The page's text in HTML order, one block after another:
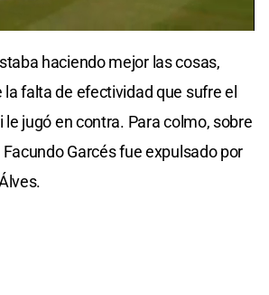
haciendo mejor las cosas,
falta de efectividad que sufre el
le jugó en contra. Para colmo, sobre
Garcés fue expulsado por